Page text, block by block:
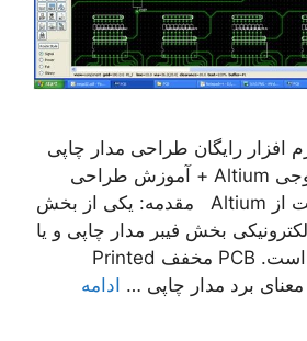
افزار رایگان طراحی مدار چاپی
(gEDA PCB) با خروجی Altium + آموزش طراحی
قطعات + نحوه پرینت از Altium مقدمه: یکی از بخش
بخش فیبر مدار چاپی و یا
به اصطلاح PCB آن است. PCB مخفف Printed
ادامه